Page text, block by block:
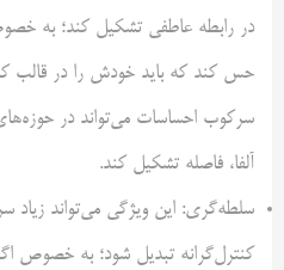
در رابطه عاطفی تشکیل کند؛ به
حس کند که باید خودش را در قالب
سرکوب احساسات می‌تواند در
آلفا، فاصله تشکیل کند.
سلطه‌گری: این ویژگی می‌تواند زیاد
کنترل‌گرانه تبدیل شود؛ به‌ خصوص